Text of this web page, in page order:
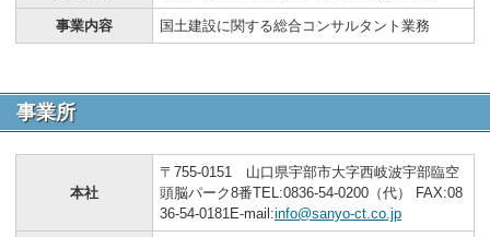
事業内容 国土建設に関する総合コンサルタント業務
事業所
本社
〒755-0151 山口県宇部市大字西岐波宇部臨空
頭脳パーク8番TEL:0836-54-0200（代） FAX:08
36-54-0181E-mail:info@sanyo-ct.co.jp